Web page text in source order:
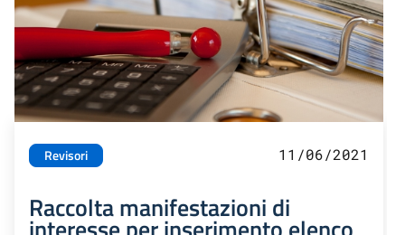
Revisori 11/06/2021
Raccolta manifestazioni di